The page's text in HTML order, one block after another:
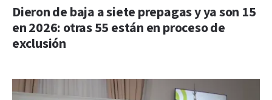
Dieron de baja a siete prepagas y ya son 15
en 2026: otras 55 están en proceso de
exclusión